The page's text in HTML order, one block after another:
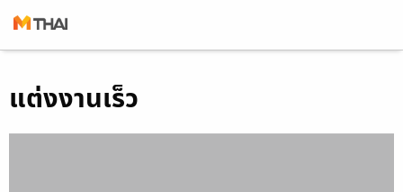
toแต่งงานเร็ว